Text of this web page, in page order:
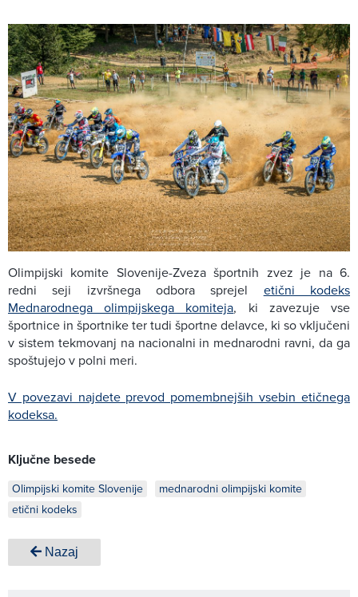
Olimpijski komite Slovenije-Zveza športnih zvez je na 6.
redni seji izvršnega odbora sprejel etični kodeks
Mednarodnega olimpijskega komiteja, ki zavezuje vse
športnice in športnike ter tudi športne delavce, ki so vključeni
v sistem tekmovanj na nacionalni in mednarodni ravni, da ga
spoštujejo v polni meri.
V povezavi najdete prevod pomembnejših vsebin etičnega
kodeksa.
Ključne besede
Olimpijski komite Slovenije
mednarodni olimpijski komite
etični kodeks
Nazaj